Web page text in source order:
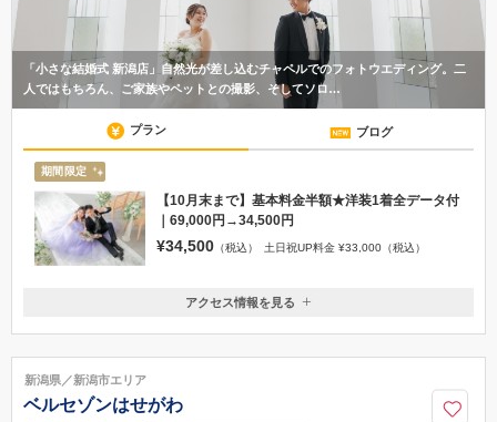
「小さな結婚式 新潟店」自然光が差し込むチャペルでのフォトウエディング。二
人ではもちろん、ご家族やペットとの撮影、そしてソロ…
プラン ブログ
期間限定
【10月末まで】基本料金半額★洋装1着全データ付
｜69,000円→34,500円
¥34,500 （税込） 土日祝UP料金 ¥33,000（税込）
新潟県新潟市中央区八千代２丁目４−３２
0120-945-906
アクセス情報を見る
新潟県／新潟市エリア
ベルセゾンはせがわ